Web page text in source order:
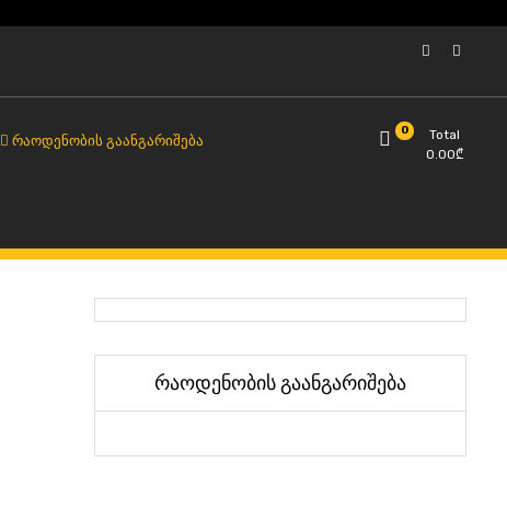
ᲠᲐᲝᲓᲔᲜᲝᲑᲘᲡ ᲒᲐᲐᲜᲒᲐᲠᲘᲨᲔᲑᲐ
0
Total
0.00₾
რაოდენობის გაანგარიშება